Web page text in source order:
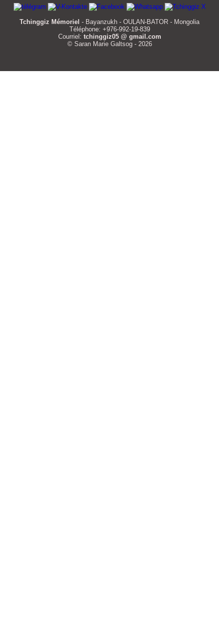
Tchinggiz Mémoriel - Bayanzukh - OULAN-BATOR - Mongolia
Téléphone: +976-992-19-839
Courriel: tchinggiz05 @ gmail.com
© Saran Marie Galtsog - 2026